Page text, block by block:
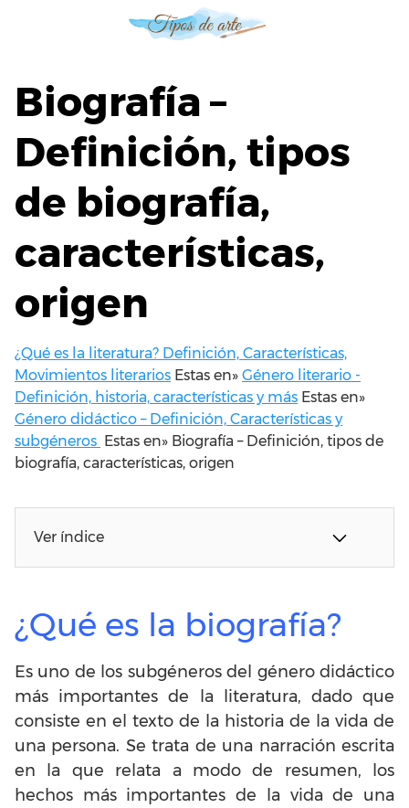
Biografía –
Definición, tipos
de biografía,
características,
origen
¿Qué es la literatura? Definición, Características,
Movimientos literarios Estas en» Género literario -
Definición, historia, características y más Estas en»
Género didáctico – Definición, Características y
subgéneros Estas en» Biografía – Definición, tipos de
biografía, características, origen
Ver índice
¿Qué es la biografía?
Es uno de los subgéneros del género didáctico
más importantes de la literatura, dado que
consiste en el texto de la historia de la vida de
una persona. Se trata de una narración escrita
en la que relata a modo de resumen, los
hechos más importantes de la vida de una